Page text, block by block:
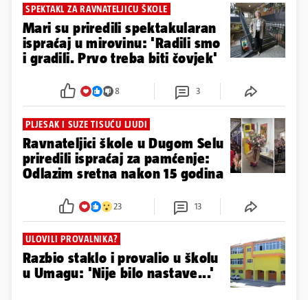
SPEKTAKL ZA RAVNATELJICU ŠKOLE
Mari su priredili spektakularan
ispraćaj u mirovinu: 'Radili smo
i gradili. Prvo treba biti čovjek'
8 3
PLJESAK I SUZE TISUĆU LJUDI
Ravnateljici škole u Dugom Selu
priredili ispraćaj za pamćenje:
Odlazim sretna nakon 15 godina
23 13
ULOVILI PROVALNIKA?
Razbio staklo i provalio u školu
u Umagu: 'Nije bilo nastave...'